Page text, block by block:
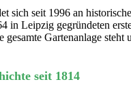
sich seit 1996 an
in Leipzig gegründeten
gesamte Gartenanlage steht
seit 1814